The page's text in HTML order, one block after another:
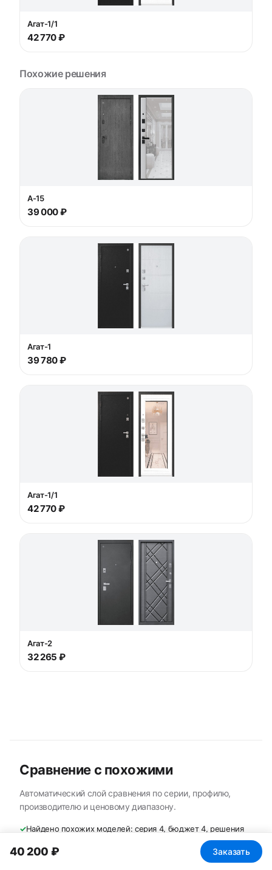
Агат-1/1
42 770 ₽
Похожие решения
А-15
39 000 ₽
Агат-1
39 780 ₽
Агат-1/1
42 770 ₽
Агат-2
32 265 ₽
Сравнение с похожими
Автоматический слой сравнения по серии, профилю,
производителю и ценовому диапазону.
✓Найдено похожих моделей: серия 4, бюджет 4, решения
✓ Сравнение по производителю: Дельта, Агат.
40 200 ₽ Заказать